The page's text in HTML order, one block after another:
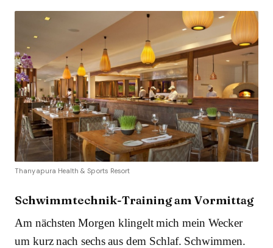
Thanyapura Health & Sports Resort
Schwimmtechnik-Training am Vormittag
Am nächsten Morgen klingelt mich mein Wecker
um kurz nach sechs aus dem Schlaf. Schwimmen.